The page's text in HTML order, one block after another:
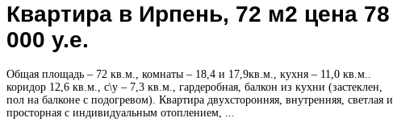
Квартира в Ирпень, 72 м2 цена 78
000 у.е.
Общая площадь – 72 кв.м., комнаты – 18,4 и 17,9кв.м., кухня – 11,0 кв.м..
коридор 12,6 кв.м., с\у – 7,3 кв.м., гардеробная, балкон из кухни (застеклен,
пол на балконе с подогревом). Квартира двухсторонняя, внутренняя, светлая и
просторная с индивидуальным отоплением, ...